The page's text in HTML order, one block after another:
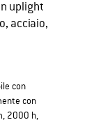
uplight
acciaio,
con
con
2000 h,